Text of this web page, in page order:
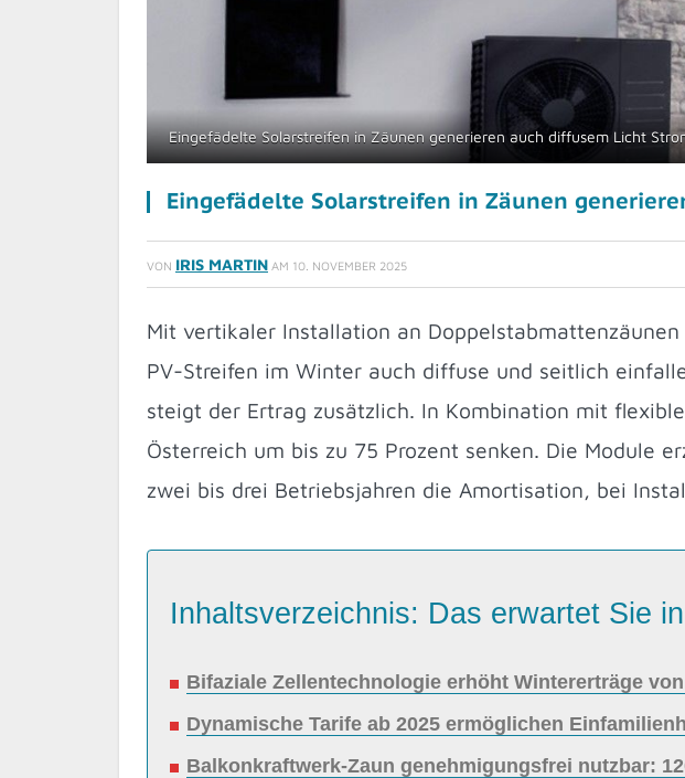
Eingefädelte Solarstreifen in Zäunen generieren auch diffusem Licht
Eingefädelte Solarstreifen in Zäunen
VON IRIS MARTIN AM 10. NOVEMBER 2025
Mit vertikaler Installation an
PV-Streifen im Winter auch diffuse und seitlich
steigt der Ertrag zusätzlich. In Kombination mit
Österreich um bis zu 75 Prozent senken. Die Module
zwei bis drei Betriebsjahren die Amortisation, bei
Inhaltsverzeichnis: Das erwartet Sie
Bifaziale Zellentechnologie erhöht Wintererträge
Dynamische Tarife ab 2025 ermöglichen
Balkonkraftwerk-Zaun genehmigungsfrei nutzbar: